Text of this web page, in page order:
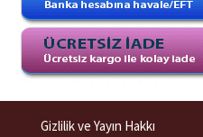
Gizlilik ve Yayın Hakkı